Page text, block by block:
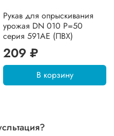
Рукав для опрыскивания
урожая DN 010 P=50
серия 591AE (ПВХ)
209 ₽
В корзину